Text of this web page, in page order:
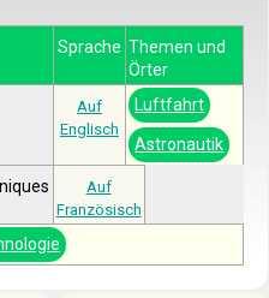
Sprache Themen und
Örter
Auf
Englisch
Luftfahrt
Astronautik
Auf
Französisch